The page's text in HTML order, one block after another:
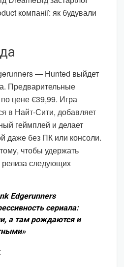
компанії: як будували
— Hunted выйдет
Предварительные
цене €39,99. Игра
в Найт-Сити, добавляет
геймплей и делает
даже без ПК или консоли.
чтобы удержать
следующих
Edgerunners
сериала:
а там рождаются и